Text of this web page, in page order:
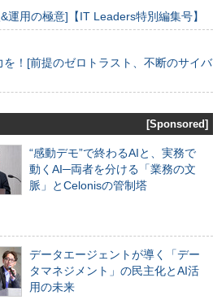
運用の極意]【IT Leaders特別編集号】
！[前提のゼロトラスト、不断のサイバ
[Sponsored]
“感動デモ”で終わるAIと、実務で
動くAI─両者を分ける「業務の文
脈」とCelonisの管制塔
データエージェントが導く「デー
タマネジメント」の民主化とAI活
用の未来